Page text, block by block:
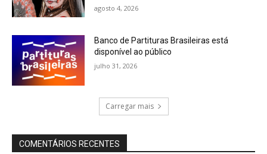
agosto 4, 2026
Banco de Partituras Brasileiras está
disponível ao público
julho 31, 2026
Carregar mais
COMENTÁRIOS RECENTES